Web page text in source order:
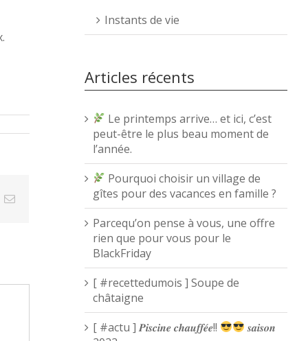
Email
Instants de vie
Articles récents
Le printemps arrive… et ici, c’est
peut-être le plus beau moment de
l’année.
Pourquoi choisir un village de
gîtes pour des vacances en famille ?
Parcequ’on pense à vous, une offre
rien que pour vous pour le
BlackFriday
[ #recettedumois ] Soupe de
châtaigne
[ #actu ] 𝑷𝒊𝒔𝒄𝒊𝒏𝒆 𝒄𝒉𝒂𝒖𝒇𝒇𝒆́𝒆!!
𝒔𝒂𝒊𝒔𝒐𝒏